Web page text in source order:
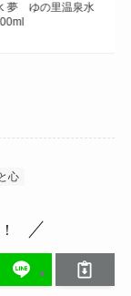
ゆの里温泉水
心